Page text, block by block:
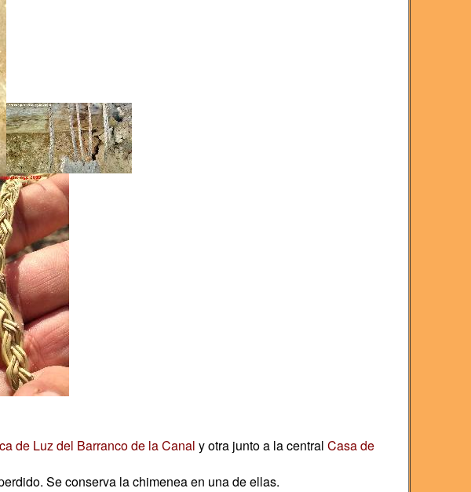
de Luz del Barranco de la Canal y otra junto a la central Casa de
Se conserva la chimenea en una de ellas.